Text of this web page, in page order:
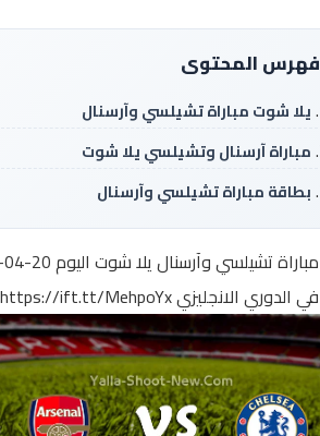
فهرس المحتوى
يلا شوت مباراة تشيلسي وآرسنال
مباراة آرسنال وتشيلسي يلا شوت
بطاقة مباراة تشيلسي وآرسنال
موعد مباراة